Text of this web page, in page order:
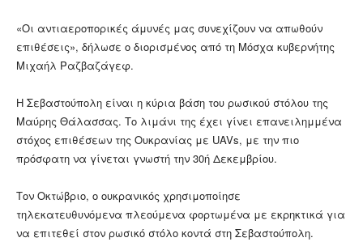
«Οι αντιαεροπορικές άμυνές μας συνεχίζουν να απωθούν
επιθέσεις», δήλωσε ο διορισμένος από τη Μόσχα κυβερνήτης
Μιχαήλ Ραζβαζάγεφ.
Η Σεβαστούπολη είναι η κύρια βάση του ρωσικού στόλου της
Μαύρης Θάλασσας. Το λιμάνι της έχει γίνει επανειλημμένα
στόχος επιθέσεων της Ουκρανίας με UAVs, με την πιο
πρόσφατη να γίνεται γνωστή την 30ή Δεκεμβρίου.
Τον Οκτώβριο, ο ουκρανικός χρησιμοποίησε
τηλεκατευθυνόμενα πλεούμενα φορτωμένα με εκρηκτικά για
να επιτεθεί στον ρωσικό στόλο κοντά στη Σεβαστούπολη.